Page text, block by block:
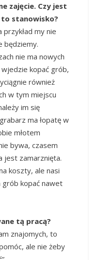
zajęcie. Czy jest
stanowisko?
przykład my nie
będziemy.
nie ma nowych
wjedzie kopać grób,
również
w tym miejscu
im się
ma łopatę w
młotem
bywa, czasem
jest zamarznięta.
koszty, ale nasi
kopać nawet
tą pracą?
znajomych, to
ale nie żeby